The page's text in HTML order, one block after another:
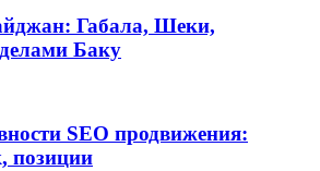
Габала, Шеки,
Баку
SEO продвижения:
позиции